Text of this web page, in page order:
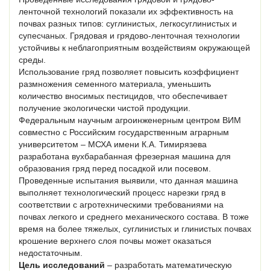
ленточной технологий показали их эффективность на
почвах разных типов: суглинистых, легкосуглинистых и
супесчаных. Грядовая и грядово-ленточная технологии
устойчивы к неблагоприятным воздействиям окружающей
среды.
Использование гряд позволяет повысить коэффициент
размножения семенного материала, уменьшить
количество вносимых пестицидов, что обеспечивает
получение экологически чистой продукции.
Федеральным научным агроинженерным центром ВИМ
совместно с Российским государственным аграрным
университетом – МСХА имени К.А. Тимирязева
разработана вухбарабанная фрезерная машина для
образования гряд перед посадкой или посевом.
Проведенные испытания выявили, что данная машина
выполняет технологический процесс нарезки гряд в
соответствии с агротехническими требованиями на
почвах легкого и среднего механического состава. В тоже
время на более тяжелых, суглинистых и глинистых почвах
крошение верхнего слоя почвы может оказаться
недостаточным.
Цель исследований – разработать математическую